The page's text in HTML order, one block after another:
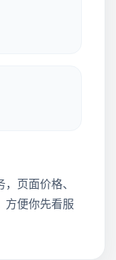
页面价格、
方便你先看服